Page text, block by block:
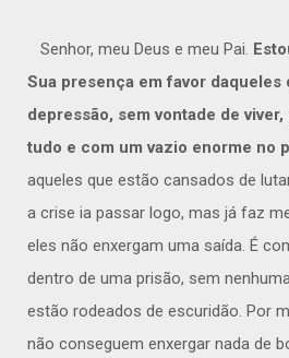
Senhor, meu Deus e meu Pai.
Sua presença em favor daqueles
depressão, sem vontade de
tudo e com um vazio enorme no
aqueles que estão cansados de
a crise ia passar logo, mas já faz
eles não enxergam uma saída. É
dentro de uma prisão, sem
estão rodeados de escuridão. Por
não conseguem enxergar nada de